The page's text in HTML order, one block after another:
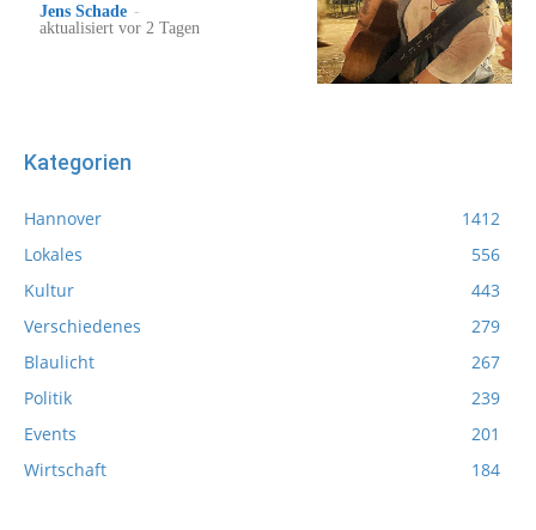
Jens Schade -
aktualisiert vor 2 Tagen
Kategorien
Hannover
1412
Lokales
556
Kultur
443
Verschiedenes
279
Blaulicht
267
Politik
239
Events
201
Wirtschaft
184